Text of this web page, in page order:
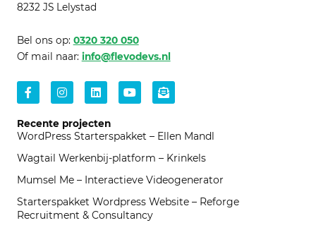
8232 JS Lelystad
Bel ons op: 0320 320 050
Of mail naar: info@flevodevs.nl
Facebook-
f
Instagram
LinkedinYoutubeEnvelope-
open-
Recente projecten
WordPress Starterspakket – Ellen Mandl
Wagtail Werkenbij-platform – Krinkels
Mumsel Me – Interactieve Videogenerator
Starterspakket Wordpress Website – Reforge
Recruitment & Consultancy